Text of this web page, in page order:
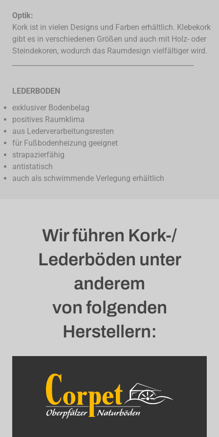
Optik:
Kork ist in vielen Designs und Farben erhältlich. Klebekork
gibt es in verschiedenen Größen und auch mit Holz- oder
Steindekoren, wodurch das Raumdesign vielfältiger wird.
LEDERBODEN
exklusiver Bodenbelag
positives Raumklima
aus Lederverarbeitungsresten
für Fußbodenheizung geeignet
strapazierfähig
antistatisch
auch als schwimmende Verlegung erhältlich
Wir führen Kork-/
Lederböden unter
anderem
von folgenden
Herstellern: